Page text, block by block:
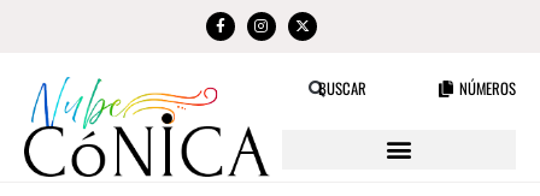
BUSCAR NÚMEROS